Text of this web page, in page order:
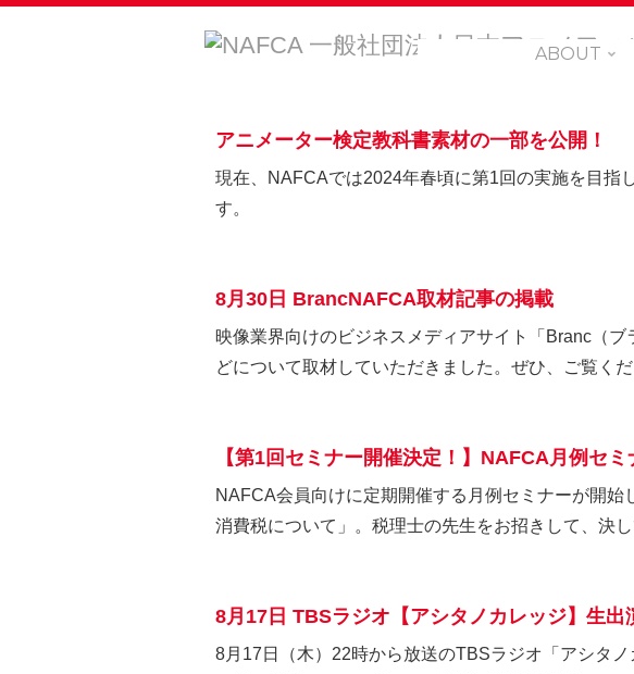
ABOUT
アニメーター検定教科書素材の一部を公開！
現在、NAFCAでは2024年春頃に第1回の実施を目指
す。
8月30日 BrancNAFCA取材記事の掲載
映像業界向けのビジネスメディアサイト「Branc（
どについて取材していただきました。ぜひ、ご覧
【第1回セミナー開催決定！】NAFCA月例セ
NAFCA会員向けに定期開催する月例セミナーが開
消費税について」。税理士の先生をお招きして、決
8月17日 TBSラジオ【アシタノカレッジ】生出
8月17日（木）22時から放送のTBSラジオ「アシタ